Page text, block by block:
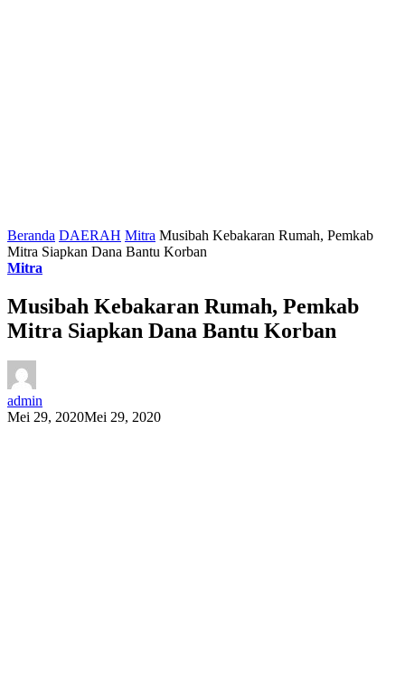
Beranda DAERAH Mitra Musibah Kebakaran Rumah, Pemkab
Mitra Siapkan Dana Bantu Korban
Mitra
Musibah Kebakaran Rumah, Pemkab
Mitra Siapkan Dana Bantu Korban
admin
Mei 29, 2020Mei 29, 2020